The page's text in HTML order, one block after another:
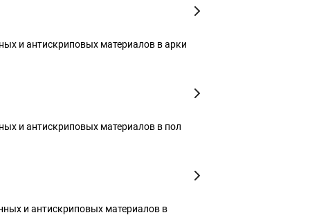
и антискриповых материалов в арки
и антискриповых материалов в пол
и антискриповых материалов в